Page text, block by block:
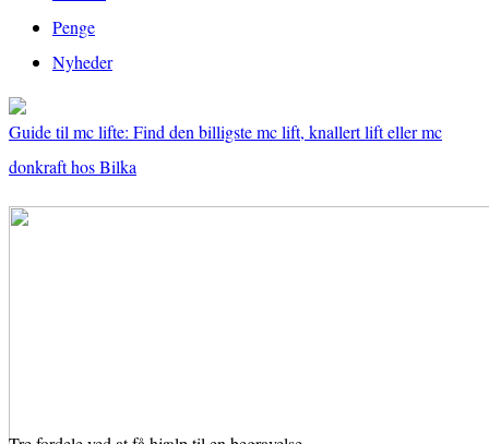
Penge
Nyheder
Guide til mc lifte: Find den billigste mc lift, knallert lift eller mc
donkraft hos Bilka